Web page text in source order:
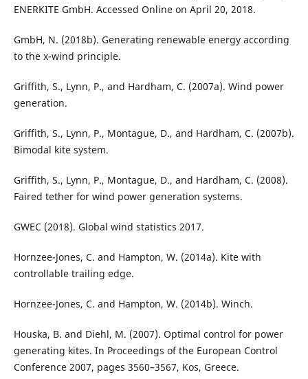
ENERKITE GmbH. Accessed Online on April 20, 2018.
GmbH, N. (2018b). Generating renewable energy according
to the x-wind principle.
Griffith, S., Lynn, P., and Hardham, C. (2007a). Wind power
generation.
Griffith, S., Lynn, P., Montague, D., and Hardham, C. (2007b).
Bimodal kite system.
Griffith, S., Lynn, P., Montague, D., and Hardham, C. (2008).
Faired tether for wind power generation systems.
GWEC (2018). Global wind statistics 2017.
Hornzee-Jones, C. and Hampton, W. (2014a). Kite with
controllable trailing edge.
Hornzee-Jones, C. and Hampton, W. (2014b). Winch.
Houska, B. and Diehl, M. (2007). Optimal control for power
generating kites. In Proceedings of the European Control
Conference 2007, pages 3560–3567, Kos, Greece.